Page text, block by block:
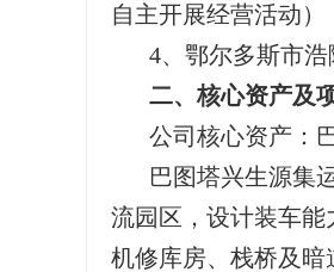
自主开展经营活动）
4、鄂尔多斯市
二、核心资产及
公司核心资产：
巴图塔兴生源集
流园区，设计装车能
机修库房、栈桥及